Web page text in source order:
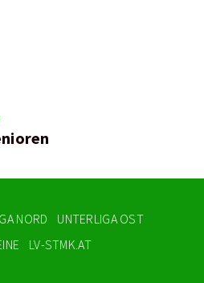
NORD
UNTERLIGA OST
LV-STMK.AT